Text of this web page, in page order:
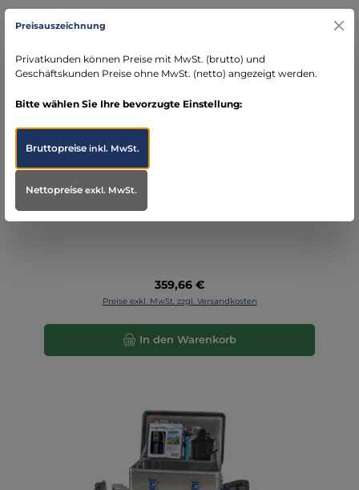
MBS Zivilschutz Vorsorge- und Notvorrat Box
"Home" 2 Personen Ergänzung
Regulärer Preis:
359,66 €
Preise exkl. MwSt. zzgl. Versandkosten
In den Warenkorb
Preisauszeichnung
Privatkunden können Preise mit MwSt. (brutto) und
Geschäftskunden Preise ohne MwSt. (netto) angezeigt werden.
Bitte wählen Sie Ihre bevorzugte Einstellung:
Bruttopreiseinkl. MwSt.
Nettopreiseexkl. MwSt.